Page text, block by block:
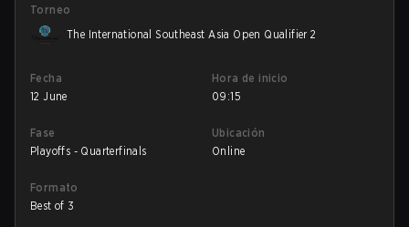
Torneo
The International Southeast Asia Open Qualifier 2
Fecha
12 June
Hora de inicio
09:15
Fase
Playoffs - Quarterfinals
Ubicación
Online
Formato
Best of 3